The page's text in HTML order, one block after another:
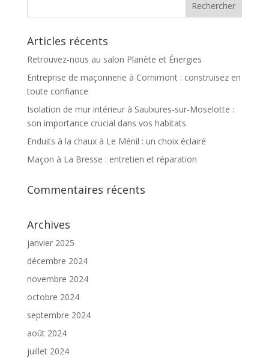
Articles récents
Retrouvez-nous au salon Planète et Énergies
Entreprise de maçonnerie à Cornimont : construisez en
toute confiance
Isolation de mur intérieur à Saulxures-sur-Moselotte :
son importance crucial dans vos habitats
Enduits à la chaux à Le Ménil : un choix éclairé
Maçon à La Bresse : entretien et réparation
Commentaires récents
Archives
janvier 2025
décembre 2024
novembre 2024
octobre 2024
septembre 2024
août 2024
juillet 2024